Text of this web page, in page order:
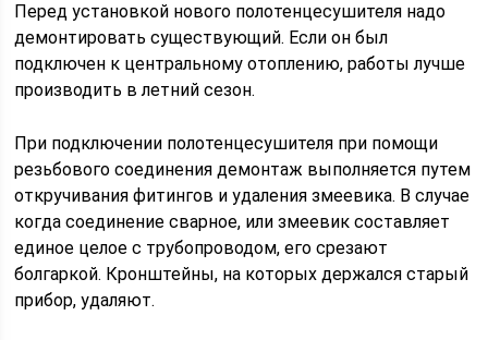
Перед установкой нового полотенцесушителя надо
демонтировать существующий. Если он был
подключен к центральному отоплению, работы лучше
производить в летний сезон.
При подключении полотенцесушителя при помощи
резьбового соединения демонтаж выполняется путем
откручивания фитингов и удаления змеевика. В случае
когда соединение сварное, или змеевик составляет
единое целое с трубопроводом, его срезают
болгаркой. Кронштейны, на которых держался старый
прибор, удаляют.